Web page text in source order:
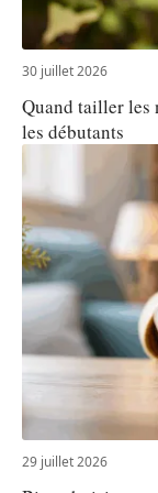
30 juillet 2026
Quand tailler les
les débutants
29 juillet 2026